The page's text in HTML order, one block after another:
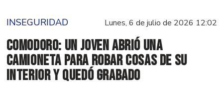
INSEGURIDAD Lunes, 6 de julio de 2026 12:02
Comodoro: un joven abrió una
camioneta para robar cosas de su
interior y quedó grabado